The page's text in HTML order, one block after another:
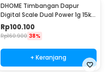
DHOME Timbangan Dapur
Digital Scale Dual Power 1g 15kg
- JJ210
Rp100.100
Rp160.900 38%
+ Keranjang